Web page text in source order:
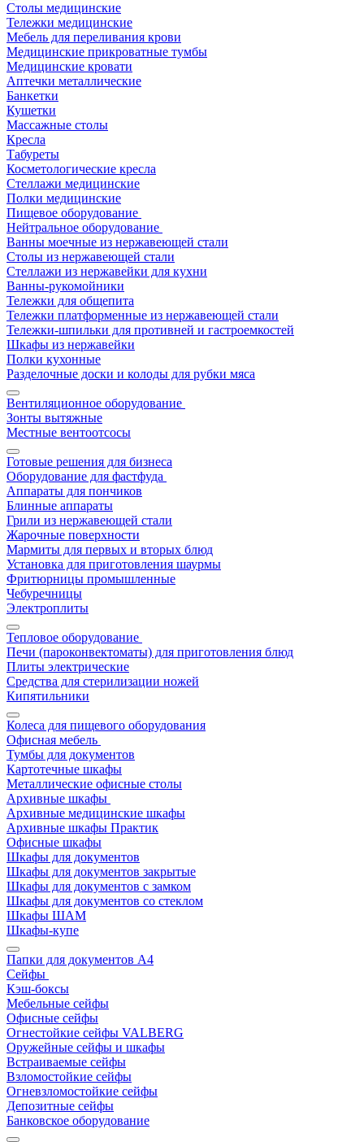
Столы медицинские
Тележки медицинские
Мебель для переливания крови
Медицинские прикроватные тумбы
Медицинские кровати
Аптечки металлические
Банкетки
Кушетки
Массажные столы
Кресла
Табуреты
Косметологические кресла
Стеллажи медицинские
Полки медицинские
Пищевое оборудование
Нейтральное оборудование
Ванны моечные из нержавеющей стали
Столы из нержавеющей стали
Стеллажи из нержавейки для кухни
Ванны-рукомойники
Тележки для общепита
Тележки платформенные из нержавеющей стали
Тележки-шпильки для противней и гастроемкостей
Шкафы из нержавейки
Полки кухонные
Разделочные доски и колоды для рубки мяса
Вентиляционное оборудование
Зонты вытяжные
Местные вентоотсосы
Готовые решения для бизнеса
Оборудование для фастфуда
Аппараты для пончиков
Блинные аппараты
Грили из нержавеющей стали
Жарочные поверхности
Мармиты для первых и вторых блюд
Установка для приготовления шаурмы
Фритюрницы промышленные
Чебуречницы
Электроплиты
Тепловое оборудование
Печи (пароконвектоматы) для приготовления блюд
Плиты электрические
Средства для стерилизации ножей
Кипятильники
Колеса для пищевого оборудования
Офисная мебель
Тумбы для документов
Картотечные шкафы
Металлические офисные столы
Архивные шкафы
Архивные медицинские шкафы
Архивные шкафы Практик
Офисные шкафы
Шкафы для документов
Шкафы для документов закрытые
Шкафы для документов с замком
Шкафы для документов со стеклом
Шкафы ШАМ
Шкафы-купе
Папки для документов A4
Сейфы
Кэш-боксы
Мебельные сейфы
Офисные сейфы
Огнестойкие сейфы VALBERG
Оружейные сейфы и шкафы
Встраиваемые сейфы
Взломостойкие сейфы
Огневзломостойкие сейфы
Депозитные сейфы
Банковское оборудование